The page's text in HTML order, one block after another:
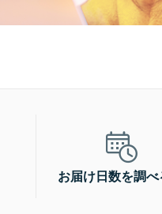
お届け日数を調べ